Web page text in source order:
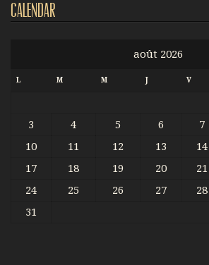
Calendar
août 2026
L M M V
3
4 5 6 7
10
11 12 13 14
17
18 19 20 21
24
25 26 27 28
31